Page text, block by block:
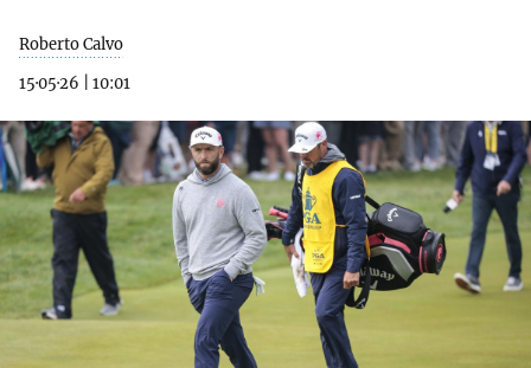
Roberto Calvo
15·05·26
10:01